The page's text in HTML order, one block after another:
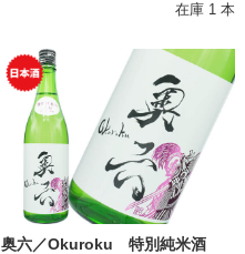
在庫 1 本
奥六／Okuroku 特別純米酒